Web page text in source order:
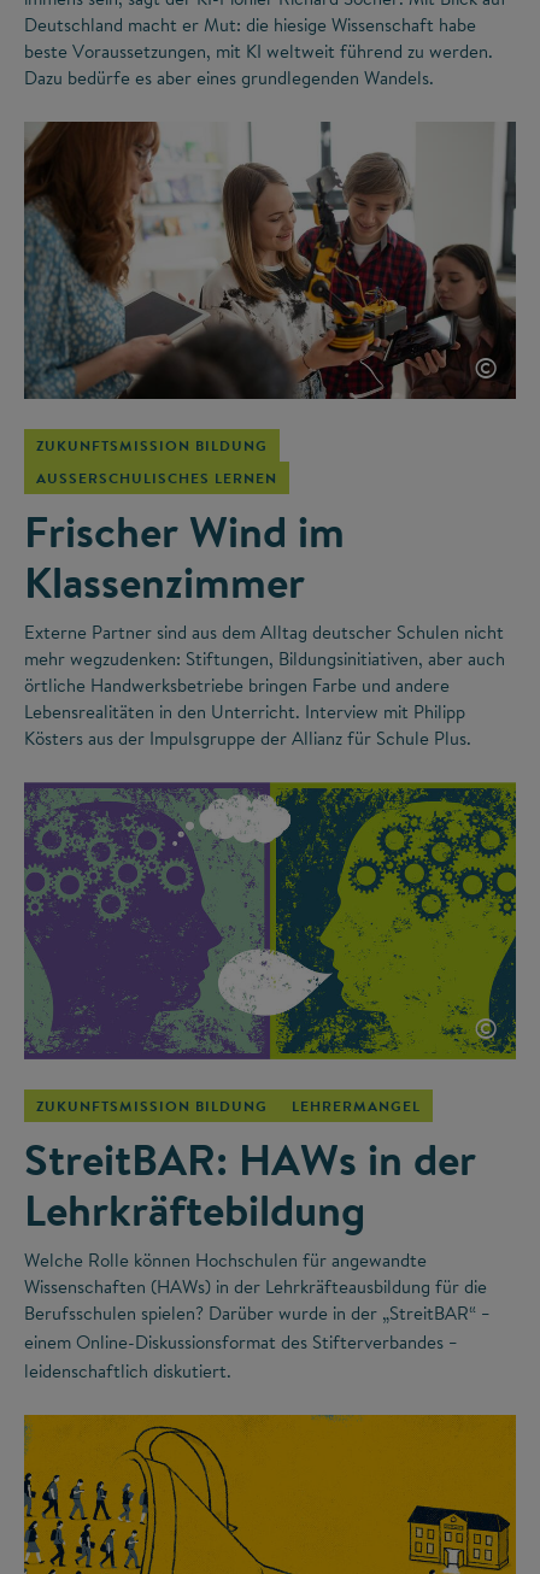
Deutschland macht er Mut: die hiesige Wissenschaft habe
beste Voraussetzungen, mit KI weltweit führend zu werden.
Dazu bedürfe es aber eines grundlegenden Wandels.
©
ZUKUNFTSMISSION BILDUNG
AUSSERSCHULISCHES LERNEN
Frischer Wind im
Klassenzimmer
Externe Partner sind aus dem Alltag deutscher Schulen nicht
mehr wegzudenken: Stiftungen, Bildungsinitiativen, aber auch
örtliche Handwerksbetriebe bringen Farbe und andere
Lebensrealitäten in den Unterricht. Interview mit Philipp
Kösters aus der Impulsgruppe der Allianz für Schule Plus.
©
ZUKUNFTSMISSION BILDUNG LEHRERMANGEL
StreitBAR: HAWs in der
Lehrkräftebildung
Welche Rolle können Hochschulen für angewandte
Wissenschaften (HAWs) in der Lehrkräfteausbildung für die
Berufsschulen spielen? Darüber wurde in der „StreitBAR“ –
einem Online-Diskussionsformat des Stifterverbandes –
leidenschaftlich diskutiert.